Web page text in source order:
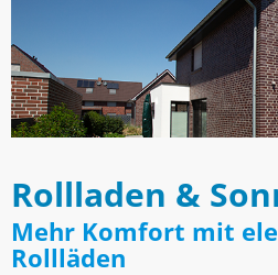
Rollladen &
Mehr Komfort mit
Rollläden